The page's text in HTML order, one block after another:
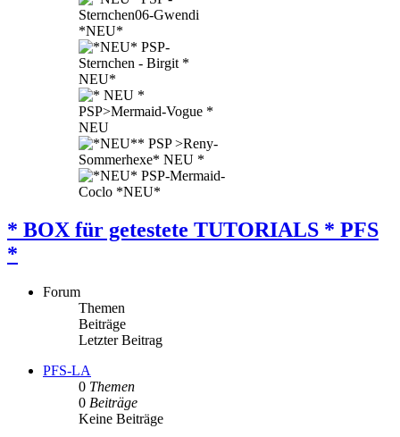
* BOX für getestete TUTORIALS * PFS
*
Forum
Themen
Beiträge
Letzter Beitrag
PFS-LA
0 Themen
0 Beiträge
Keine Beiträge